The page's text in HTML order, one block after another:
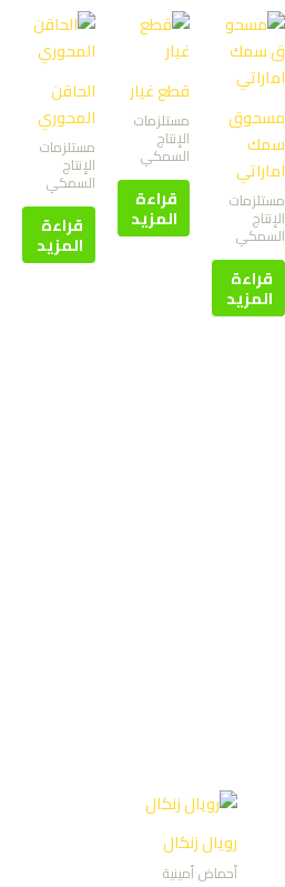
مسحوق
سمك
اماراتي
مستلزمات
الإنتاج
السمكي
قراءة
المزيد
قطع غيار
مستلزمات
الإنتاج
السمكي
قراءة
المزيد
الحاقن
المحوري
مستلزمات
الإنتاج
السمكي
قراءة
المزيد
رويال زنكال
أحماض أمينية